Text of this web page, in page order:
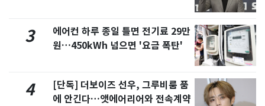
3
에어컨 하루 종일 틀면 전기료 29만
원…450kWh 넘으면 '요금 폭탄'
4
[단독] 더보이즈 선우, 그루비룸 품
에 안긴다…앳에어리어와 전속계약